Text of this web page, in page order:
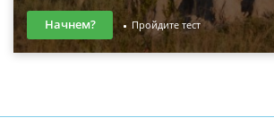
Начнем? Пройдите тест